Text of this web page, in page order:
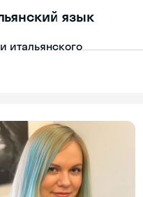
язык
итальянского